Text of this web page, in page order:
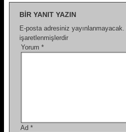
BIR YANIT YAZIN
E-posta adresiniz yayınlanmayacak.
işaretlenmişlerdir
Yorum *
Ad *